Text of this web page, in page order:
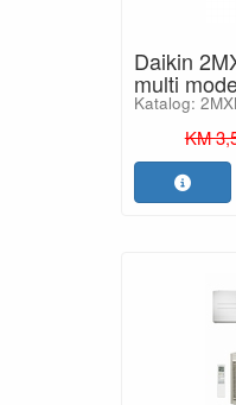
Daikin
multi
Katalog:
KM